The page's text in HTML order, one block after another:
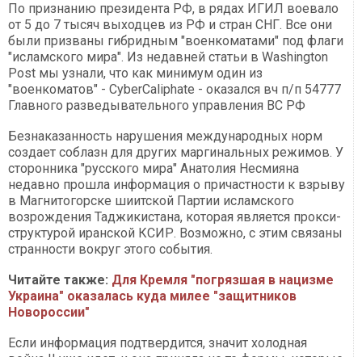
По признанию президента РФ, в рядах ИГИЛ воевало
от 5 до 7 тысяч выходцев из РФ и стран СНГ. Все они
были призваны гибридным "военкоматами" под флаги
"исламского мира". Из недавней статьи в Washington
Post мы узнали, что как минимум один из
"военкоматов" - CyberCaliphate - оказался вч п/п 54777
Главного разведывательного управления ВС РФ
Безнаказанность нарушения международных норм
создает соблазн для других маргинальных режимов. У
сторонника "русского мира" Анатолия Несмияна
недавно прошла информация о причастности к взрыву
в Магнитогорске шиитской Партии исламского
возрождения Таджикистана, которая является прокси-
структурой иранской КСИР. Возможно, с этим связаны
странности вокруг этого события.
Читайте также: Для Кремля "погрязшая в нацизме
Украина" оказалась куда милее "защитников
Новороссии"
Если информация подтвердится, значит холодная